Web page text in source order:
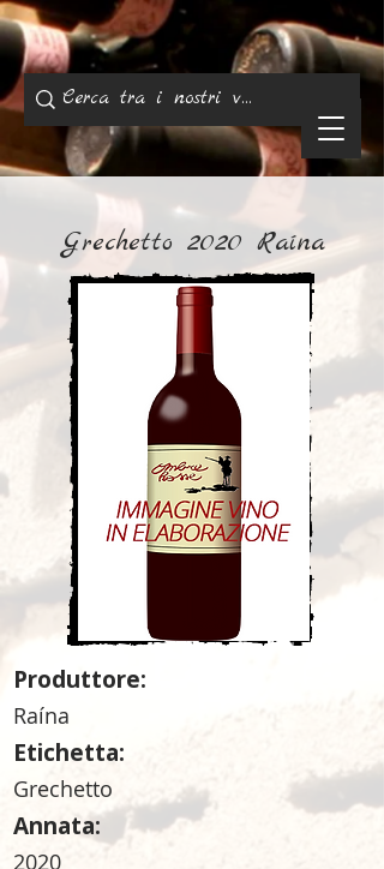
Grechetto 2020 Raína
Produttore:
Raína
Etichetta:
Grechetto
Annata:
2020